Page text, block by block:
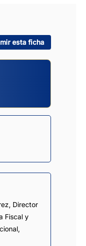
esta ficha
Director
Fiscal y